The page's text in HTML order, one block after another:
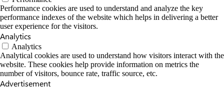
Performance cookies are used to understand and analyze the key
performance indexes of the website which helps in delivering a better
user experience for the visitors.
Analytics
Analytics
Analytical cookies are used to understand how visitors interact with the
website. These cookies help provide information on metrics the
number of visitors, bounce rate, traffic source, etc.
Advertisement